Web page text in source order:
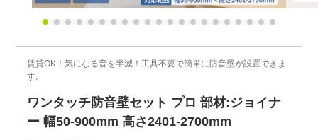
賃貸OK！気になる音を半減！工具不要で簡単に防音壁が設置できま
す。
ワンタッチ防音壁セット プロ 部材:ジョイナ
ー 幅50-900mm 高さ2401-2700mm